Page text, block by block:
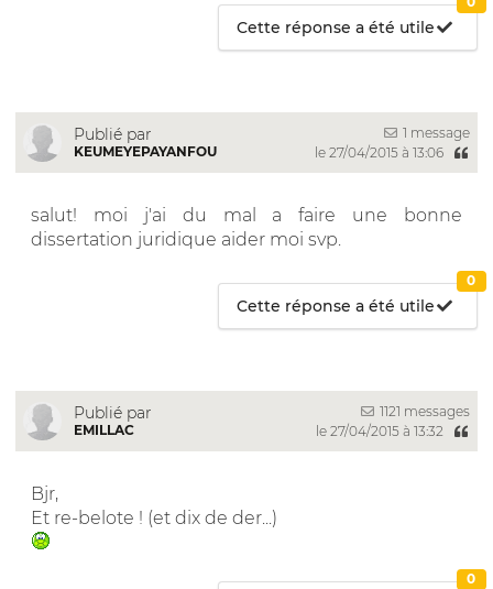
Cette réponse a été utile
Publié par
KEUMEYEPAYANFOU
1 message
le 27/04/2015 à 13:06
salut! moi j'ai du mal a faire une bonne
dissertation juridique aider moi svp.
Cette réponse a été utile
0
Publié par
EMILLAC
1121 messages
le 27/04/2015 à 13:32
Bjr,
Et re-belote ! (et dix de der...)
0